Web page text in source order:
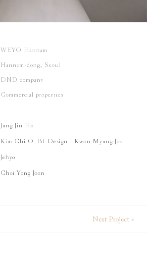
WEYO Hannam
Hannam-dong, Seoul
DND company
Commercial properties
Jung Jin Ho
Kim Chi O BI Design - Kwon Myung Joo
Jehyo
Choi Yong Joon
Next Project >